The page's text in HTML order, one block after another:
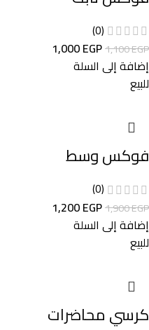
(0)
1,100EGP
1,000EGP
إضافة إلى السلة
للبيع
فوكس وسط
(0)
1,900EGP
1,200EGP
إضافة إلى السلة
للبيع
كرسي محاضرات